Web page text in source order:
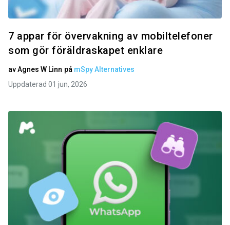
7 appar för övervakning av mobiltelefoner
som gör föräldraskapet enklare
avAgnes W Linn på mSpy Alternatives
Uppdaterad 01 jun, 2026